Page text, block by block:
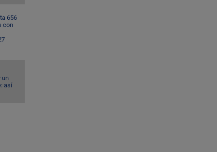
656
con
un
así